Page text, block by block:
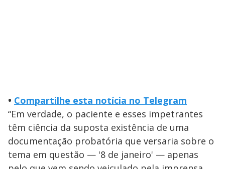
• Compartilhe esta notícia no Telegram
“Em verdade, o paciente e esses impetrantes
têm ciência da suposta existência de uma
documentação probatória que versaria sobre o
tema em questão — '8 de janeiro' — apenas